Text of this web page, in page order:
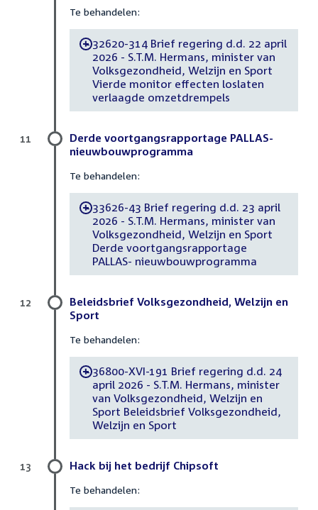
Te behandelen:
-32620-314 Brief regering d.d. 22 april
2026 - S.T.M. Hermans, minister van
Volksgezondheid, Welzijn en Sport
Vierde monitor effecten loslaten
verlaagde omzetdrempels
Derde voortgangsrapportage PALLAS-
nieuwbouwprogramma
Te behandelen:
-33626-43 Brief regering d.d. 23 april
2026 - S.T.M. Hermans, minister van
Volksgezondheid, Welzijn en Sport
Derde voortgangsrapportage
PALLAS- nieuwbouwprogramma
11
Beleidsbrief Volksgezondheid, Welzijn en
Sport
Te behandelen:
-36800-XVI-191 Brief regering d.d. 24
april 2026 - S.T.M. Hermans, minister
van Volksgezondheid, Welzijn en
Sport Beleidsbrief Volksgezondheid,
Welzijn en Sport
12
Hack bij het bedrijf Chipsoft
Te behandelen:
13